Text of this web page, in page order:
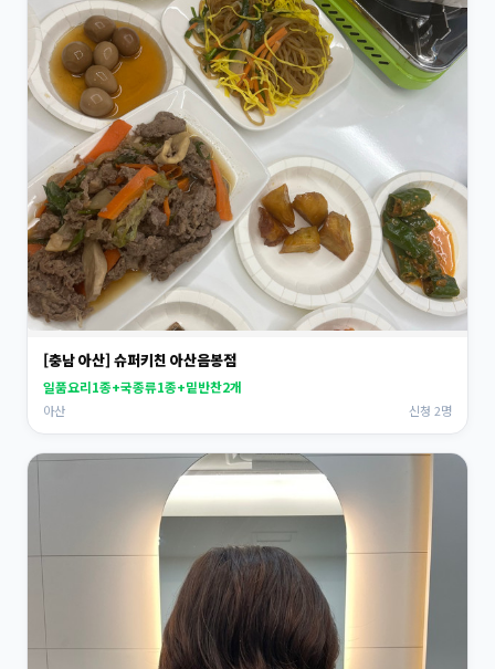
[충남 아산] 슈퍼키친 아산음봉점
일품요리1종+국종류1종+밑반찬2개
아산 신청 2명